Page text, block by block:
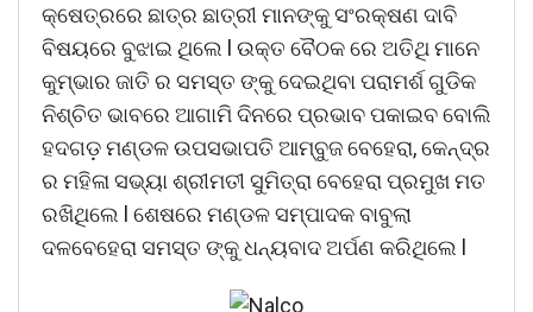
କ୍ଷେତ୍ରରେ ଛାତ୍ର ଛାତ୍ରୀ ମାନଙ୍କୁ ସଂରକ୍ଷଣ ଦାବି
ବିଷୟରେ ବୁଝାଇ ଥିଲେ l ଉକ୍ତ ବୈଠକ ରେ ଅତିଥି ମାନେ
କୁମ୍ଭାର ଜାତି ର ସମସ୍ତ ଙ୍କୁ ଦେଇଥିବା ପରାମର୍ଶ ଗୁଡିକ
ନିଶ୍ଚିତ ଭାବରେ ଆଗାମି ଦିନରେ ପ୍ରଭାବ ପକାଇବ ବୋଲି
ହଦଗଡ଼ ମଣ୍ଡଳ ଉପସଭାପତି ଆମ୍ବୁଜ ବେହେରା, କେନ୍ଦ୍ର
ର ମହିଳା ସଭ୍ୟା ଶ୍ରୀମତୀ ସୁମିତ୍ରା ବେହେରା ପ୍ରମୁଖ ମତ
ରଖିଥିଲେ l ଶେଷରେ ମଣ୍ଡଳ ସମ୍ପାଦକ ବାବୁଲା
ଦଳବେହେରା ସମସ୍ତ ଙ୍କୁ ଧନ୍ୟବାଦ ଅର୍ପଣ କରିଥିଲେ l